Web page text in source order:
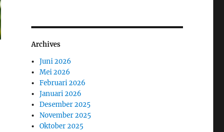
Archives
Juni 2026
Mei 2026
Februari 2026
Januari 2026
Desember 2025
November 2025
Oktober 2025